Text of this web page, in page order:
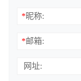
*昵称:
*邮箱:
网址: